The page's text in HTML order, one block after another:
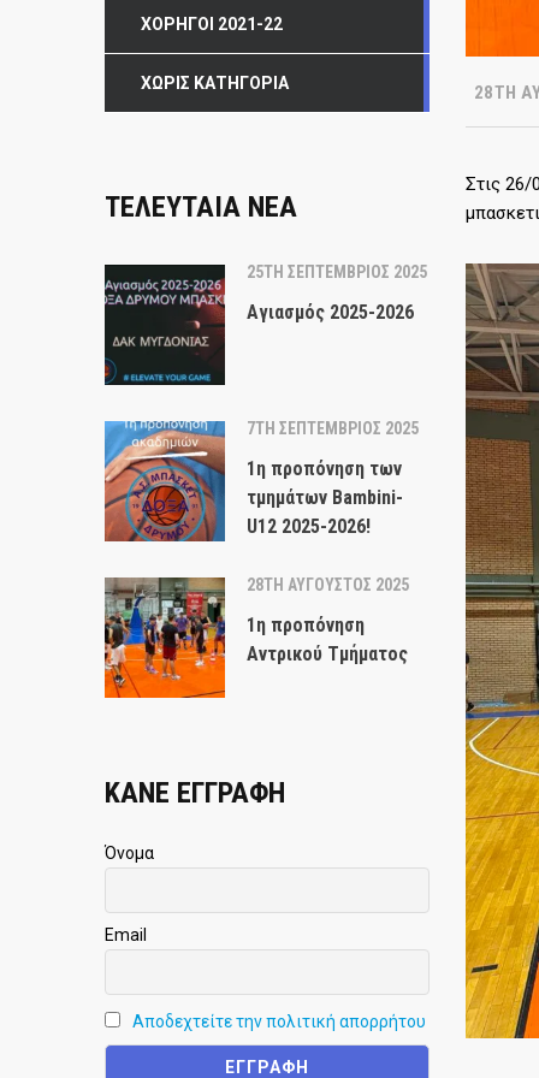
28TH
Στις 26/
ΧΟΡΗΓΟΊ 2021-22
ΧΩΡΊΣ ΚΑΤΗΓΟΡΊΑ
ΤΕΛΕΥΤΑΙΑ ΝΕΑ
25TH ΣΕΠΤΈΜΒΡΙΟΣ 2025
Αγιασμός 2025-2026
7TH ΣΕΠΤΈΜΒΡΙΟΣ 2025
1η προπόνηση των
τμημάτων Bambini-
U12 2025-2026!
28TH ΑΎΓΟΥΣΤΟΣ 2025
1η προπόνηση
Αντρικού Τμήματος
ΚΑΝΕ ΕΓΓΡΑΦΗ
Όνομα
Email
Αποδεχτείτε την πολιτική απορρήτου